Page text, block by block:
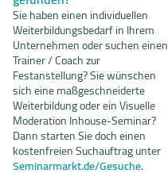
Sie haben einen individuellen
Weiterbildungsbedarf in Ihrem
Unternehmen oder suchen einen
Trainer / Coach zur
Festanstellung? Sie wünschen
sich eine maßgeschneiderte
Weiterbildung oder ein Visuelle
Moderation Inhouse-Seminar?
Dann starten Sie doch einen
kostenfreien Suchauftrag unter
Seminarmarkt.de/Gesuche.